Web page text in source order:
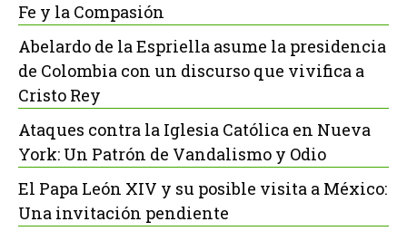
Fe y la Compasión
Abelardo de la Espriella asume la presidencia
de Colombia con un discurso que vivifica a
Cristo Rey
Ataques contra la Iglesia Católica en Nueva
York: Un Patrón de Vandalismo y Odio
El Papa León XIV y su posible visita a México:
Una invitación pendiente